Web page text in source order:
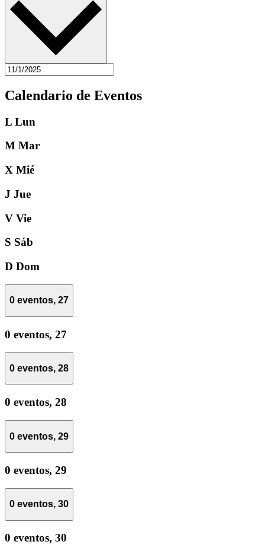
Calendario de Eventos
L Lun
M Mar
X Mié
J Jue
V Vie
S Sáb
D Dom
0 eventos, 27
0 eventos, 27
0 eventos, 28
0 eventos, 28
0 eventos, 29
0 eventos, 29
0 eventos, 30
0 eventos, 30